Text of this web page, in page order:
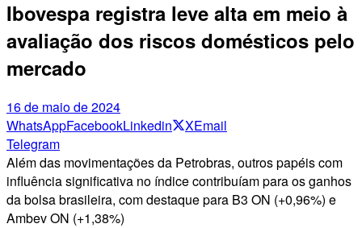
Ibovespa registra leve alta em meio à
avaliação dos riscos domésticos pelo
mercado
16 de maio de 2024
WhatsAppFacebookLinkedin XEmail
Telegram
Além das movimentações da Petrobras, outros papéis com
influência significativa no índice contribuíam para os ganhos
da bolsa brasileira, com destaque para B3 ON (+0,96%) e
Ambev ON (+1,38%)